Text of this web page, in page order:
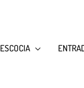
ESCOCIA